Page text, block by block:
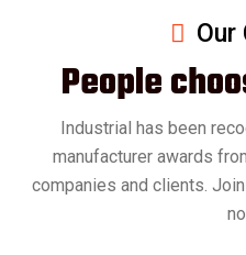
Our
People
Industrial has been
manufacturer awards
companies and clients.